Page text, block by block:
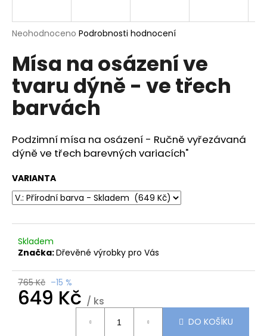
Průměrné
produktu
je
0,0
z
5
hvězdiček.
Neohodnoceno Podrobnosti hodnocení
Mísa na osázení ve
tvaru dýně - ve třech
barvách
Podzimní mísa na osázení - Ručně vyřezávaná
dýně ve třech barevných variacích"
VARIANTA
Skladem
Značka:Dřevěné výrobky pro Vás
765 Kč –15 %
649 Kč / ks
DO KOŠÍKU
j
t
?
HLEDAT
D
o
o
u
č
u